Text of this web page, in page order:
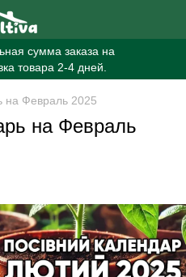
сумма заказа на
товара 2-4 дней.
на Февраль 2025
на Февраль